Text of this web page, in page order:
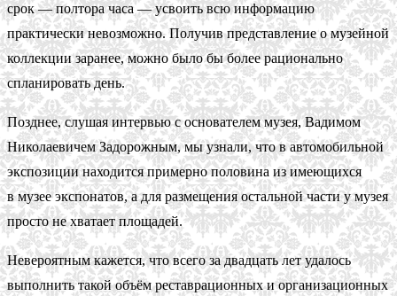
срок — полтора часа — усвоить всю информацию
практически невозможно. Получив представление о музейной
коллекции заранее, можно было бы более рационально
спланировать день.
Позднее, слушая интервью с основателем музея, Вадимом
Николаевичем Задорожным, мы узнали, что в автомобильной
экспозиции находится примерно половина из имеющихся
в музее экспонатов, а для размещения остальной части у музея
просто не хватает площадей.
Невероятным кажется, что всего за двадцать лет удалось
выполнить такой объём реставрационных и организационных